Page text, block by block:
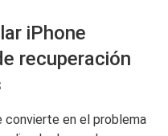
iPhone
recuperación
convierte en el problema